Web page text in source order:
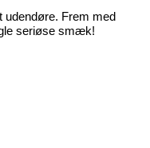
Frem med
seriøse smæk!